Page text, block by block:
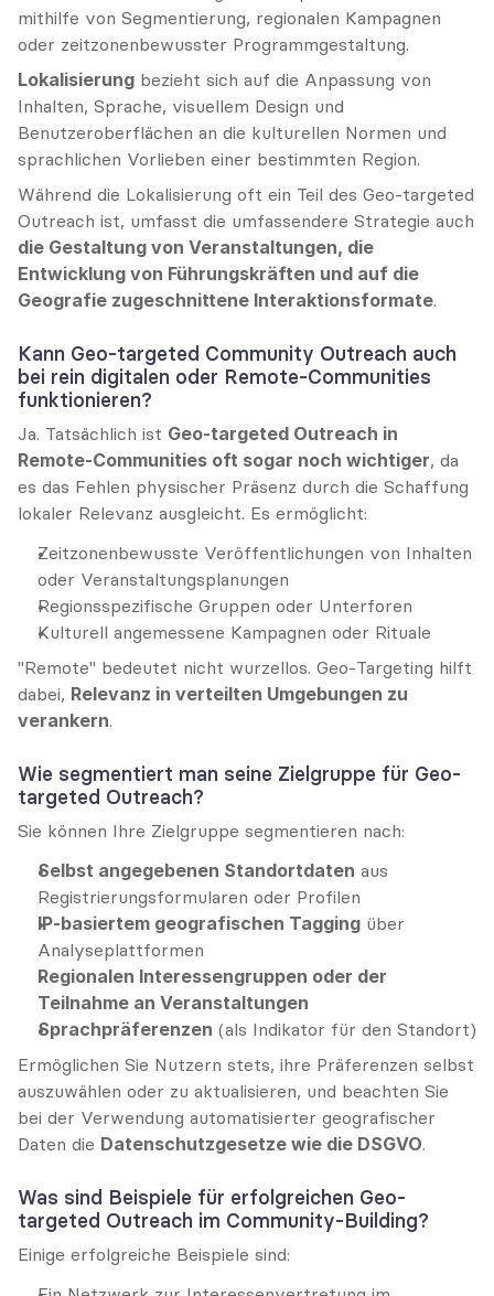
mithilfe von Segmentierung, regionalen Kampagnen
oder zeitzonenbewusster Programmgestaltung.
Lokalisierung bezieht sich auf die Anpassung von
Inhalten, Sprache, visuellem Design und
Benutzeroberflächen an die kulturellen Normen und
sprachlichen Vorlieben einer bestimmten Region.
Während die Lokalisierung oft ein Teil des Geo-targeted
die Gestaltung von Veranstaltungen, die
Entwicklung von Führungskräften und auf die
Geografie zugeschnittene Interaktionsformate.
Kann Geo-targeted Community Outreach auch
bei rein digitalen oder Remote-Communities
funktionieren?
Ja. Tatsächlich ist Geo-targeted Outreach in
Remote-Communities oft sogar noch wichtiger, da
es das Fehlen physischer Präsenz durch die Schaffung
lokaler Relevanz ausgleicht. Es ermöglicht:
Zeitzonenbewusste Veröffentlichungen von Inhalten
oder Veranstaltungsplanungen
Regionsspezifische Gruppen oder Unterforen
Kulturell angemessene Kampagnen oder Rituale
"Remote" bedeutet nicht wurzellos. Geo-Targeting hilft
dabei, Relevanz in verteilten Umgebungen zu
verankern.
Wie segmentiert man seine Zielgruppe für Geo-
targeted Outreach?
Sie können Ihre Zielgruppe segmentieren nach:
Selbst angegebenen Standortdaten aus
Registrierungsformularen oder Profilen
IP-basiertem geografischen Tagging über
Analyseplattformen
Regionalen Interessengruppen oder der
Teilnahme an Veranstaltungen
Sprachpräferenzen (als Indikator für den Standort)
Ermöglichen Sie Nutzern stets, ihre Präferenzen selbst
auszuwählen oder zu aktualisieren, und beachten Sie
bei der Verwendung automatisierter geografischer
Daten die Datenschutzgesetze wie die DSGVO.
Was sind Beispiele für erfolgreichen Geo-
targeted Outreach im Community-Building?
Einige erfolgreiche Beispiele sind: